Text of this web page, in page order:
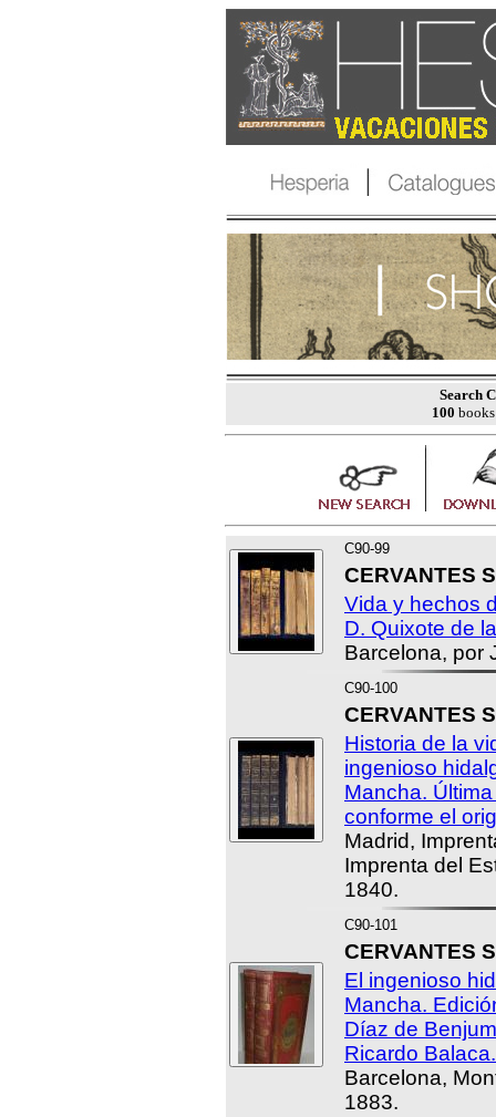
Search
100
C90-99
CERVANTES
Vida y hechos
D. Quixote de
Barcelona, por
C90-100
CERVANTES
Historia de la
ingenioso
Mancha.
conforme el
Madrid,
Imprenta del
1840.
C90-101
CERVANTES
El ingenioso
Mancha.
Díaz de
Ricardo Balaca.
Barcelona,
1883.